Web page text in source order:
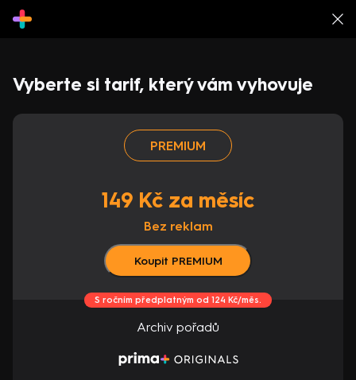
Vyberte si tarif, který vám vyhovuje
PREMIUM
149 Kč za měsíc
Bez reklam
Koupit PREMIUM
S ročním předplatným od 124 Kč/měs.
Archiv pořadů